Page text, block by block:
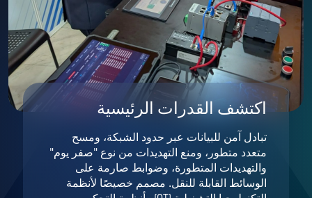
اكتشف القدرات الرئيسية
تبادل آمن للبيانات عبر حدود الشبكة، ومسح
متعدد متطور، ومنع التهديدات من نوع "صفر يوم"
والتهديدات المتطورة، وضوابط صارمة على
الوسائط القابلة للنقل. مصمم خصيصًا لأنظمة